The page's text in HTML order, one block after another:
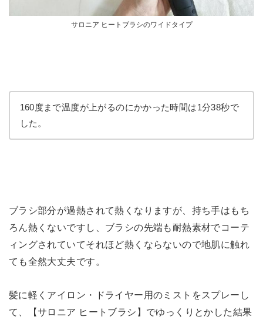
サロニア ヒートブラシのワイドタイプ
160度まで温度が上がるのにかかった時間は1分38秒で
した。
ブラシ部分が過熱されて熱くなりますが、持ち手はもち
ろん熱くないですし、ブラシの先端も耐熱素材でコーテ
ィングされていてそれほど熱くならないので地肌に触れ
ても全然大丈夫です。
髪に軽くアイロン・ドライヤー用のミストをスプレーし
て、【サロニア ヒートブラシ】でゆっくりとかした結果